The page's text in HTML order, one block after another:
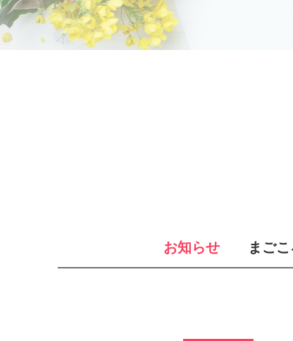
お知らせ まご